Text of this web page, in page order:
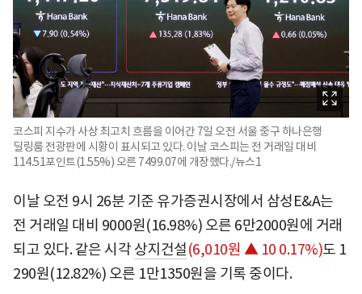
코스피 지수가 사상 최고치 흐름을 이어간 7일 오전 서울 중구 하나은행
딜링룸 전광판에 시황이 표시되고 있다. 이날 코스피는 전 거래일 대비
114.51포인트(1.55%) 오른 7499.07에 개장했다./뉴스1
이날 오전 9시 26분 기준 유가증권시장에서 삼성E&A는
전 거래일 대비 9000원(16.98%) 오른 6만2000원에 거래
되고 있다. 같은 시각 상지건설(6,010원 ▲ 10 0.17%)도 1
290원(12.82%) 오른 1만1350원을 기록 중이다.